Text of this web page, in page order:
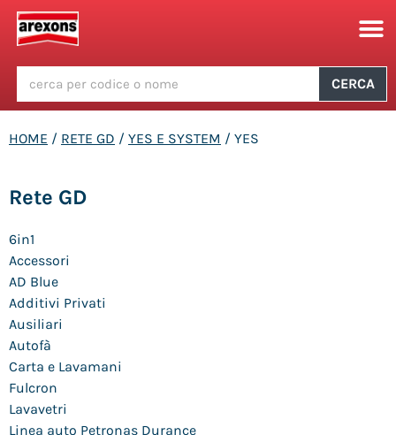
CERCA
HOME / RETE GD / YES E SYSTEM / YES
Rete GD
6in1
Accessori
AD Blue
Additivi Privati
Ausiliari
Autofà
Carta e Lavamani
Fulcron
Lavavetri
Linea auto Petronas Durance